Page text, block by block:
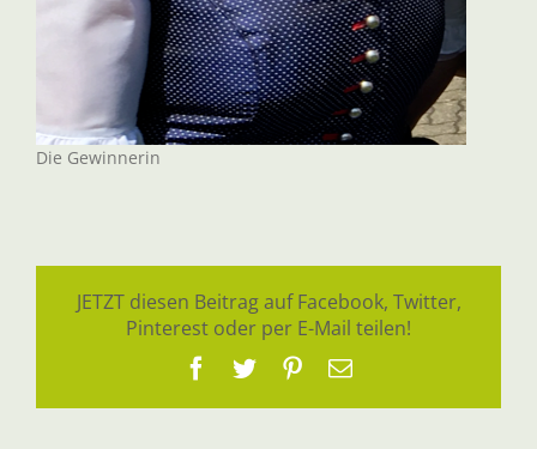
Die Gewinnerin
JETZT diesen Beitrag auf Facebook, Twitter,
Pinterest oder per E-Mail teilen!
Facebook
TwitterPinterest
E-